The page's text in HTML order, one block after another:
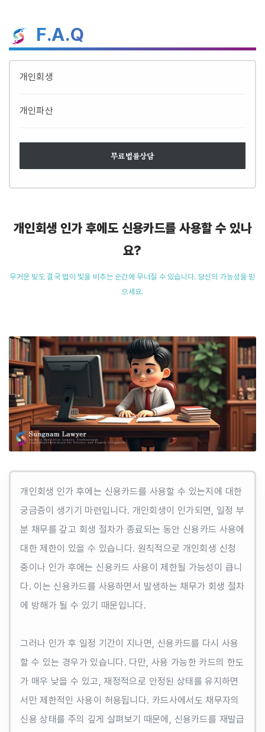
F.A.Q
개인회생
개인파산
무료법률상담
개인회생 인가 후에도 신용카드를 사용할 수 있나
요?
무거운 빚도 결국 법이 빛을 비추는 순간에 무너질 수 있습니다. 당신의 가능성을 믿
으세요.
개인회생 인가 후에는 신용카드를 사용할 수 있는지에 대한
궁금증이 생기기 마련입니다. 개인회생이 인가되면, 일정 부
분 채무를 갚고 회생 절차가 종료되는 동안 신용카드 사용에
대한 제한이 있을 수 있습니다. 원칙적으로 개인회생 신청
중이나 인가 후에는 신용카드 사용이 제한될 가능성이 큽니
다. 이는 신용카드를 사용하면서 발생하는 채무가 회생 절차
에 방해가 될 수 있기 때문입니다.
그러나 인가 후 일정 기간이 지나면, 신용카드를 다시 사용
할 수 있는 경우가 있습니다. 다만, 사용 가능한 카드의 한도
가 매우 낮을 수 있고, 재정적으로 안정된 상태를 유지하면
서만 제한적인 사용이 허용됩니다. 카드사에서도 채무자의
신용 상태를 주의 깊게 살펴보기 때문에, 신용카드를 재발급